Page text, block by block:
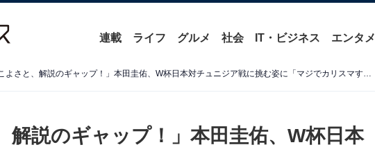
連載 ライフ グルメ 社会 IT・ビジネス エンタメ
「かっこよさと、解説のギャップ！」本田圭佑、W杯日本対チュニジア戦に挑む姿に「マジでカリスマすぎ」
解説のギャップ！」本田圭佑、W杯日本